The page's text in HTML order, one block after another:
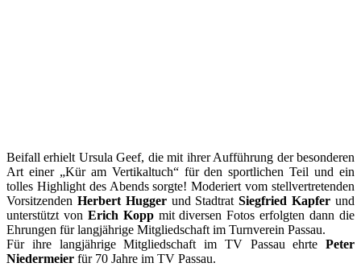
Beifall erhielt Ursula Geef, die mit ihrer Aufführung der besonderen
Art einer „Kür am Vertikaltuch“ für den sportlichen Teil und ein
tolles Highlight des Abends sorgte! Moderiert vom stellvertretenden
Vorsitzenden Herbert Huggerund StadtratSiegfried Kapfer und
unterstützt von Erich Koppmit diversen Fotos erfolgten dann die
Ehrungen für langjährige Mitgliedschaft im Turnverein Passau.
Für ihre langjährige Mitgliedschaft im TV Passau ehrte Peter
Niedermeier für 70 Jahre im TV Passau.